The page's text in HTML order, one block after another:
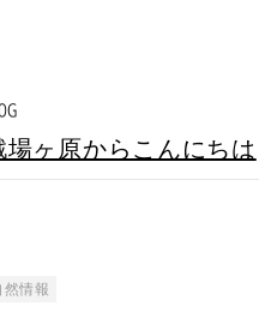
場ヶ原からこんにちは
然情報